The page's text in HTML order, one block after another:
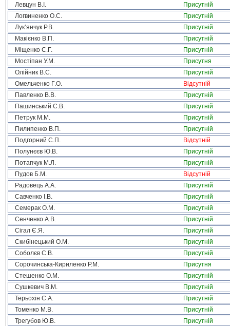
Левцун В.І.
Присутній
Логвиненко О.С.
Присутній
Лук’янчук Р.В.
Присутній
Макієнко В.П.
Присутній
Міщенко С.Г.
Присутній
Мостіпан У.М.
Присутня
Олійник В.С.
Присутній
Омельченко Г.О.
Відсутній
Павленко В.В.
Присутній
Пашинський С.В.
Присутній
Петрук М.М.
Присутній
Пилипенко В.П.
Присутній
Подгорний С.П.
Відсутній
Полунєєв Ю.В.
Присутній
Потапчук М.Л.
Присутній
Пудов Б.М.
Відсутній
Радовець А.А.
Присутній
Савченко І.В.
Присутній
Семерак О.М.
Присутній
Сенченко А.В.
Присутній
Сігал Є.Я.
Присутній
Скибінецький О.М.
Присутній
Соболєв С.В.
Присутній
Сорочинська-Кириленко Р.М.
Присутня
Стешенко О.М.
Присутній
Сушкевич В.М.
Присутній
Терьохін С.А.
Присутній
Томенко М.В.
Присутній
Трегубов Ю.В.
Присутній